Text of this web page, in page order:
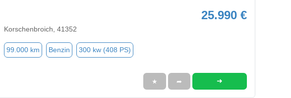
25.990 €
Korschenbroich, 41352
99.000 km Benzin 300 kw (408 PS)
★ ➦ ➜